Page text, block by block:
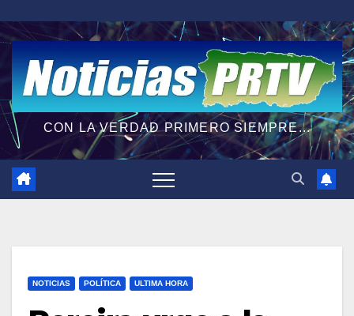
CON LA VERDAD PRIMERO SIEMPRE...
NOTICIAS POLÍTICA ULTIMA HORA